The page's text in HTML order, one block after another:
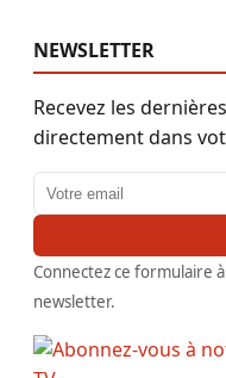
NEWSLETTER
Recevez les
directement dans
Adresse email
Connectez ce formulaire
newsletter.